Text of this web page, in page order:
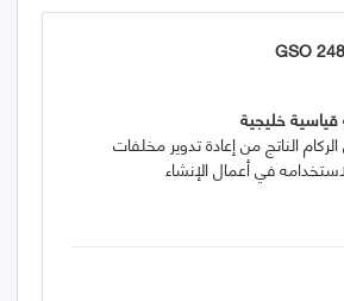
GSO
خليجية
الناتج من إعادة تدوير مخلفات
في أعمال الإنشاء